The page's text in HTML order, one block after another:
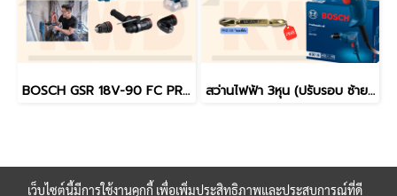
BOSCH GSR 18V-90 FC PROFESSIONAL สว่าน/ไขควงไฟฟ้าไร้สาย 90Nm พร้อมหัวเปลี่ยน 3หัว (ของแท้/ประกันศูนย์/พร้อมส่ง) สว่านไฟฟ้า 3หุน (ปรับรอบ ซ้าย-ขวา) 2,800 รอบ 400 วัตต์ BOSCH GBM400 รุ่นใหม่ล่าสุด
เว็บไซต์นี้มีการใช้งานคุกกี้ เพื่อเพิ่มประสิทธิภาพและประสบการณ์ที่ดี